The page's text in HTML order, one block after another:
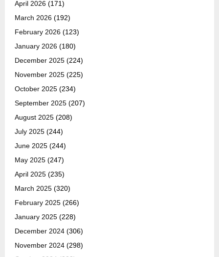
April 2026 (171)
March 2026 (192)
February 2026 (123)
January 2026 (180)
December 2025 (224)
November 2025 (225)
October 2025 (234)
September 2025 (207)
August 2025 (208)
July 2025 (244)
June 2025 (244)
May 2025 (247)
April 2025 (235)
March 2025 (320)
February 2025 (266)
January 2025 (228)
December 2024 (306)
November 2024 (298)